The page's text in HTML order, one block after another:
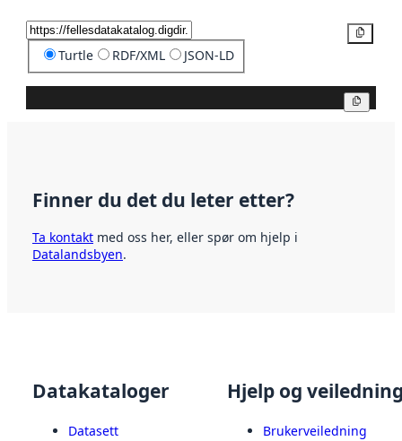
Turtle RDF/XML JSON-LD
Finner du det du leter etter?
Ta kontakt med oss her, eller spør om hjelp i
Datalandsbyen.
Datakataloger
Datasett
Hjelp og
Brukerveiledning